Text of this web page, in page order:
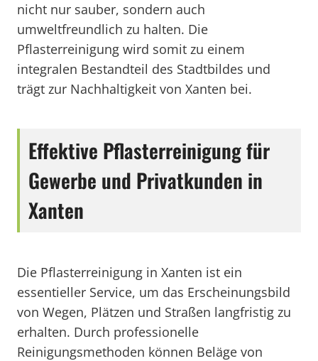
nicht nur sauber, sondern auch
umweltfreundlich zu halten. Die
Pflasterreinigung wird somit zu einem
integralen Bestandteil des Stadtbildes und
trägt zur Nachhaltigkeit von Xanten bei.
Effektive Pflasterreinigung für
Gewerbe und Privatkunden in
Xanten
Die Pflasterreinigung in Xanten ist ein
essentieller Service, um das Erscheinungsbild
von Wegen, Plätzen und Straßen langfristig zu
erhalten. Durch professionelle
Reinigungsmethoden können Beläge von